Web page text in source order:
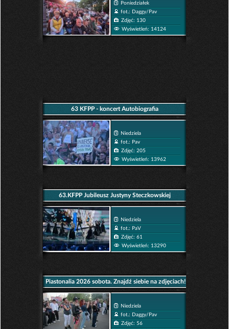
Poniedziałek
fot.: Daggy/Pav
Zdjęć: 130
Wyświetleń: 14124
63 KFPP - koncert Autobiografia
Niedziela
fot.: Pav
Zdjęć: 205
Wyświetleń: 13962
63.KFPP Jubileusz Justyny Steczkowskiej
Niedziela
fot.: PaV
Zdjęć: 61
Wyświetleń: 13290
Piastonalia 2026 sobota. Znajdź siebie na zdjęciach!
Niedziela
fot.: Daggy/Pav
Zdjęć: 56